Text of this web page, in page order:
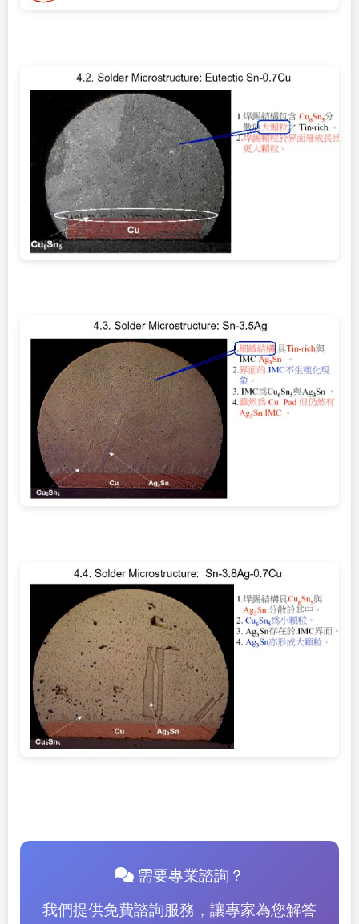
需要專業諮詢？
我們提供免費諮詢服務，讓專家為您解答